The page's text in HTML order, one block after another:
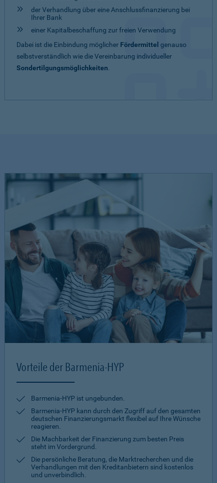
der Verhandlung über eine Anschlussfinanzierung bei
Ihrer Bank
einer Kapitalbeschaffung zur freien Verwendung
Dabei ist die Einbindung möglicher Fördermittel genauso
selbstverständlich wie die Vereinbarung individueller
Sondertilgungsmöglichkeiten.
Vorteile der Barmenia-HYP
Barmenia-HYP ist ungebunden.
Barmenia-HYP kann durch den Zugriff auf den gesamten
deutschen Finanzierungsmarkt flexibel auf Ihre Wünsche
reagieren.
Die Machbarkeit der Finanzierung zum besten Preis
steht im Vordergrund.
Die persönliche Beratung, die Marktrecherchen und die
Verhandlungen mit den Kreditanbietern sind kostenlos
und unverbindlich.